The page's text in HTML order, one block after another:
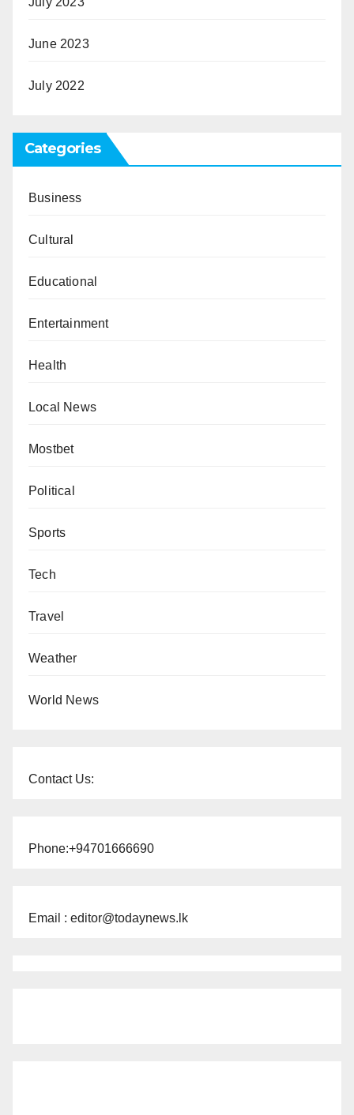
June 2023
July 2022
Categories
Business
Cultural
Educational
Entertainment
Health
Local News
Mostbet
Political
Sports
Tech
Travel
Weather
World News
Contact Us:
Phone:+94701666690
Email : editor@todaynews.lk